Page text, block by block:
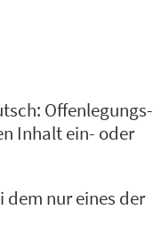
Offenlegungs-
Inhalt ein- oder
dem nur eines der